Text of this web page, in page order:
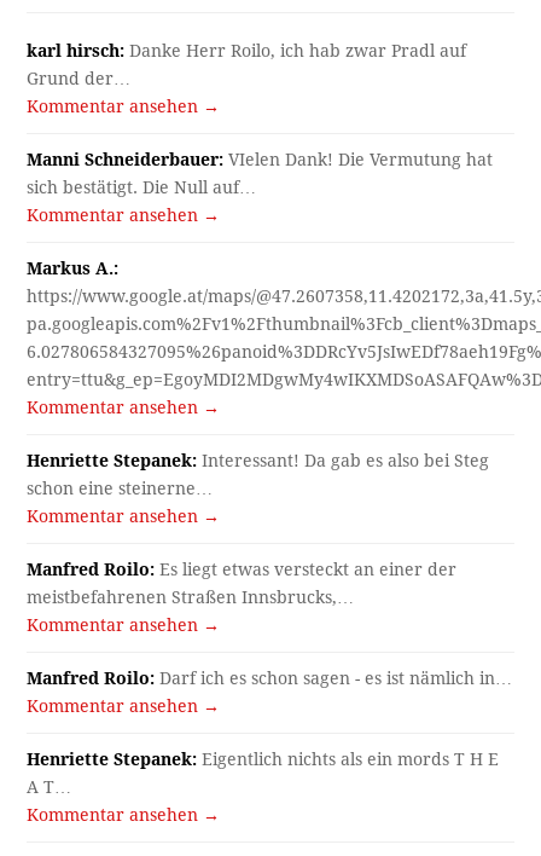
karl hirsch: Danke Herr Roilo, ich hab zwar Pradl auf
Grund der…
Kommentar ansehen →
Manni Schneiderbauer: VIelen Dank! Die Vermutung hat
sich bestätigt. Die Null auf…
Kommentar ansehen →
Markus A.:
https://www.google.at/maps/
Kommentar ansehen →
Henriette Stepanek: Interessant! Da gab es also bei Steg
schon eine steinerne…
Kommentar ansehen →
Manfred Roilo: Es liegt etwas versteckt an einer der
meistbefahrenen Straßen Innsbrucks,…
Kommentar ansehen →
Manfred Roilo: Darf ich es schon sagen - es ist nämlich in…
Kommentar ansehen →
Henriette Stepanek: Eigentlich nichts als ein mords T H E
A T…
Kommentar ansehen →